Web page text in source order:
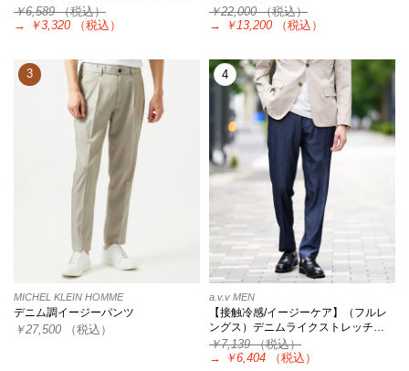
￥6,589（税込）
→
￥3,320 （税込）
￥22,000（税込）
→
￥13,200 （税込）
3
MICHEL KLEIN HOMME
デニム調イージーパンツ
￥27,500 （税込）
4
a.v.v MEN
【接触冷感/イージーケア】（フルレ
ングス）デニムライクストレッチ…
￥7,139（税込）
→
￥6,404 （税込）